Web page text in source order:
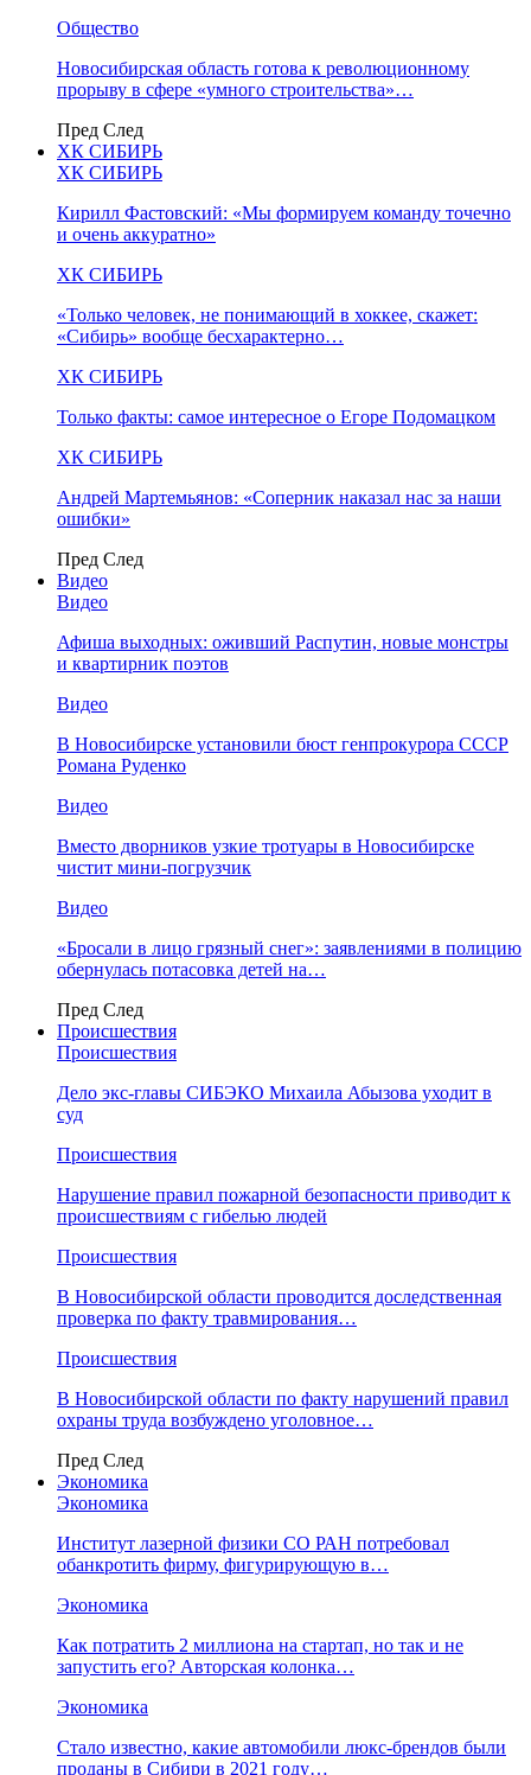
Общество
Новосибирская область готова к революционному
прорыву в сфере «умного строительства»…
Пред След
ХК СИБИРЬ
ХК СИБИРЬ
Кирилл Фастовский: «Мы формируем команду точечно
и очень аккуратно»
ХК СИБИРЬ
«Только человек, не понимающий в хоккее, скажет:
«Сибирь» вообще бесхарактерно…
ХК СИБИРЬ
Только факты: самое интересное о Егоре Подомацком
ХК СИБИРЬ
Андрей Мартемьянов: «Соперник наказал нас за наши
ошибки»
Пред След
Видео
Видео
Афиша выходных: оживший Распутин, новые монстры
и квартирник поэтов
Видео
В Новосибирске установили бюст генпрокурора СССР
Романа Руденко
Видео
Вместо дворников узкие тротуары в Новосибирске
чистит мини-погрузчик
Видео
«Бросали в лицо грязный снег»: заявлениями в полицию
обернулась потасовка детей на…
Пред След
Происшествия
Происшествия
Дело экс-главы СИБЭКО Михаила Абызова уходит в
суд
Происшествия
Нарушение правил пожарной безопасности приводит к
происшествиям с гибелью людей
Происшествия
В Новосибирской области проводится доследственная
проверка по факту травмирования…
Происшествия
В Новосибирской области по факту нарушений правил
охраны труда возбуждено уголовное…
Пред След
Экономика
Экономика
Институт лазерной физики СО РАН потребовал
обанкротить фирму, фигурирующую в…
Экономика
Как потратить 2 миллиона на стартап, но так и не
запустить его? Авторская колонка…
Экономика
Стало известно, какие автомобили люкс-брендов были
проданы в Сибири в 2021 году…